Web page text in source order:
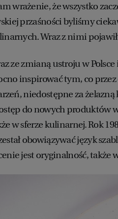
wrażenie, że wszystko
przaśności byliśmy
Wraz z nimi
ze zmianą ustroju w
inspirować tym, co przez
niedostępne za
do nowych produktów
w sferze kulinarnej. Rok
obowiązywać język
jest oryginalność, także